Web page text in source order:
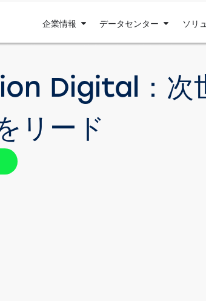
企業情報 データセンター ソリ
Digital：次
リード